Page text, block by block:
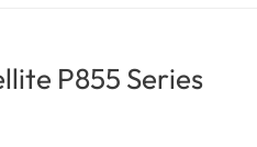
P855 Series